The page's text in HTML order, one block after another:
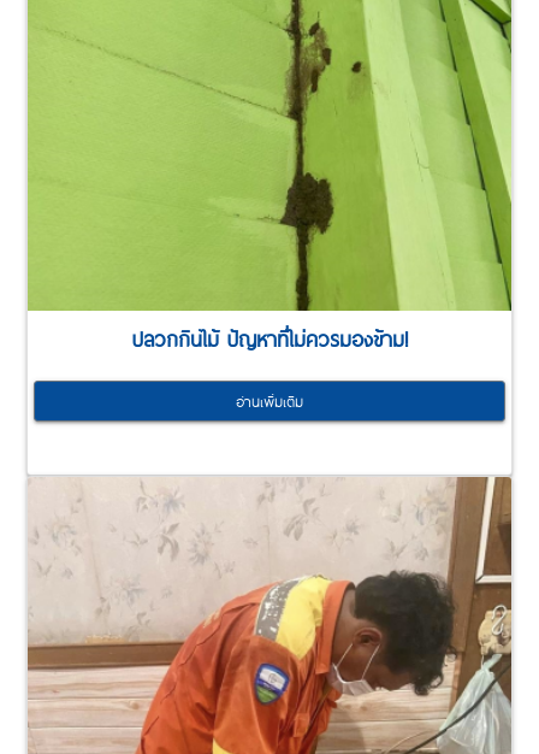
ปลวกกินไม้ ปัญหาที่ไม่ควรมองข้าม!
อ่านเพิ่มเติม